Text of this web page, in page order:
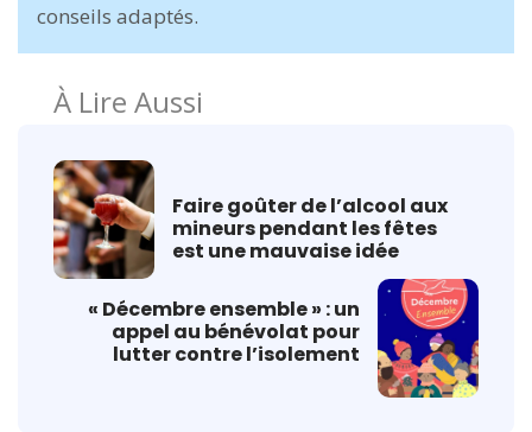
conseils adaptés.
À Lire Aussi
Faire goûter de l’alcool aux
mineurs pendant les fêtes
est une mauvaise idée
« Décembre ensemble » : un
appel au bénévolat pour
lutter contre l’isolement